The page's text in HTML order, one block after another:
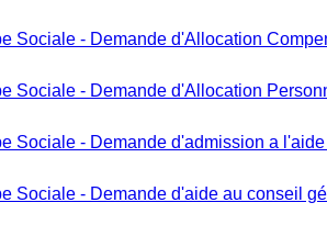
Sociale - Demande d'Allocation
Sociale - Demande d'Allocation
Sociale - Demande d'admission a
Sociale - Demande d'aide au conseil